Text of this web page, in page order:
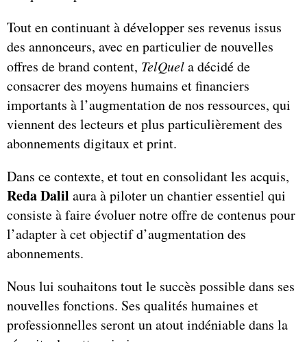
Tout en continuant à développer ses revenus issus
des annonceurs, avec en particulier de nouvelles
offres de brand content, TelQuela décidé de
consacrer des moyens humains et financiers
importants à l’augmentation de nos ressources, qui
viennent des lecteurs et plus particulièrement des
abonnements digitaux et print.
Dans ce contexte, et tout en consolidant les acquis,
Reda Dalil aura à piloter un chantier essentiel qui
consiste à faire évoluer notre offre de contenus pour
l’adapter à cet objectif d’augmentation des
abonnements.
Nous lui souhaitons tout le succès possible dans ses
nouvelles fonctions. Ses qualités humaines et
professionnelles seront un atout indéniable dans la